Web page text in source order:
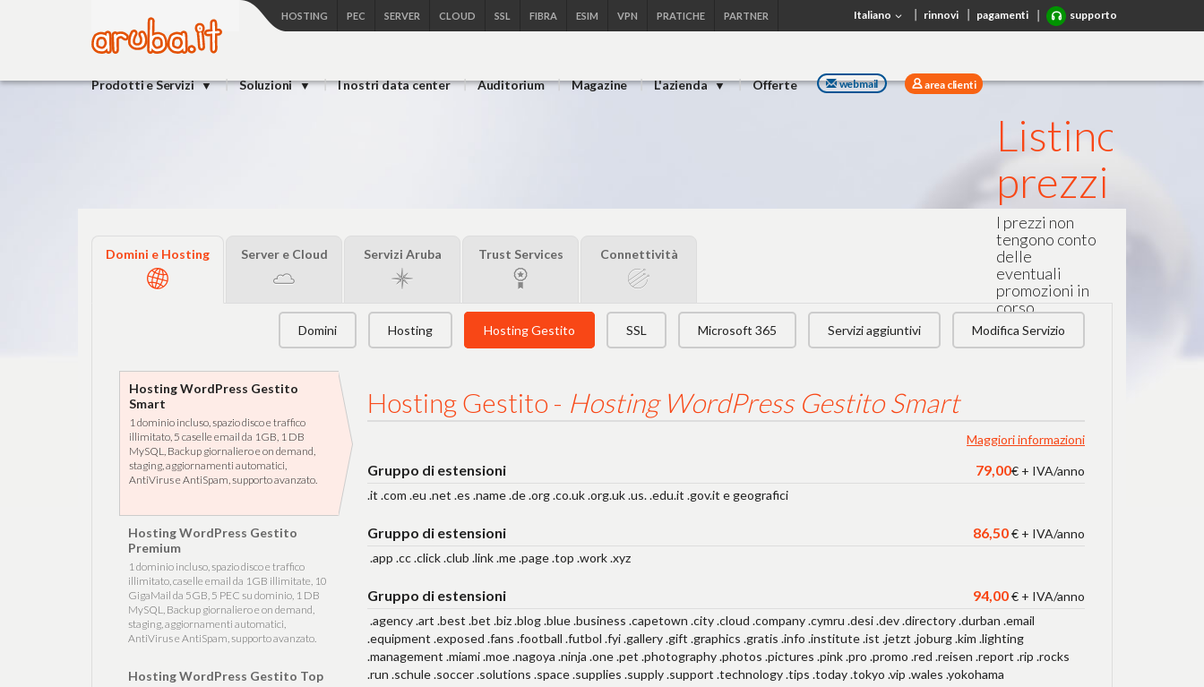
HOSTING PEC SERVER CLOUD SSL FIBRA ESIM VPN PRATICHE PARTNER Italiano rinnovi pagamenti supporto
Prodotti e Servizi Soluzioni I nostri data center Auditorium Magazine L'azienda Offerte webmail area clienti
Listino
prezzi
I prezzi non
tengono conto
delle
eventuali
promozioni in
corso.
Domini e Hosting Server e Cloud Servizi Aruba Trust Services Connettività
Domini Hosting Hosting Gestito SSL Microsoft 365 Servizi aggiuntivi Modifica Servizio
Hosting WordPress Gestito
Smart
1 dominio incluso, spazio disco e traffico
illimitato, 5 caselle email da 1GB, 1 DB
MySQL, Backup giornaliero e on demand,
staging, aggiornamenti automatici,
AntiVirus e AntiSpam, supporto avanzato.
Hosting WordPress Gestito
Premium
1 dominio incluso, spazio disco e traffico
illimitato, caselle email da 1GB illimitate, 10
GigaMail da 5GB, 5 PEC su dominio, 1 DB
MySQL, Backup giornaliero e on demand,
staging, aggiornamenti automatici,
AntiVirus e AntiSpam, supporto avanzato.
Hosting WordPress Gestito Top
Hosting Gestito - Hosting WordPress Gestito Smart
Maggiori informazioni
Gruppo di estensioni 79,00€ + IVA/anno
.it .com .eu .net .es .name .de .org .co.uk .org.uk .us. .edu.it .gov.it e geografici
Gruppo di estensioni 86,50€ + IVA/anno
.app .cc .click .club .link .me .page .top .work .xyz
Gruppo di estensioni 94,00€ + IVA/anno
.agency .art .best .bet .biz .blog .blue .business .capetown .city .cloud .company .cymru .desi .dev .directory .durban .email
.equipment .exposed .fans .football .futbol .fyi .gallery .gift .graphics .gratis .info .institute .ist .jetzt .joburg .kim .lighting
.management .miami .moe .nagoya .ninja .one .pet .photography .photos .pictures .pink .pro .promo .red .reisen .report .rip .rocks
.run .schule .soccer .solutions .space .supplies .supply .support .technology .tips .today .tokyo .vip .wales .yokohama